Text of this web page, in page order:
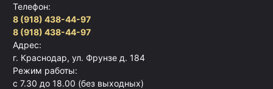
Телефон:
8 (918) 438-44-97
8 (918) 438-44-97
Адрес:
г. Краснодар, ул. Фрунзе д. 184
Режим работы:
с 7.30 до 18.00 (без выходных)